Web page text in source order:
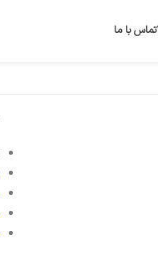
تماس با ما